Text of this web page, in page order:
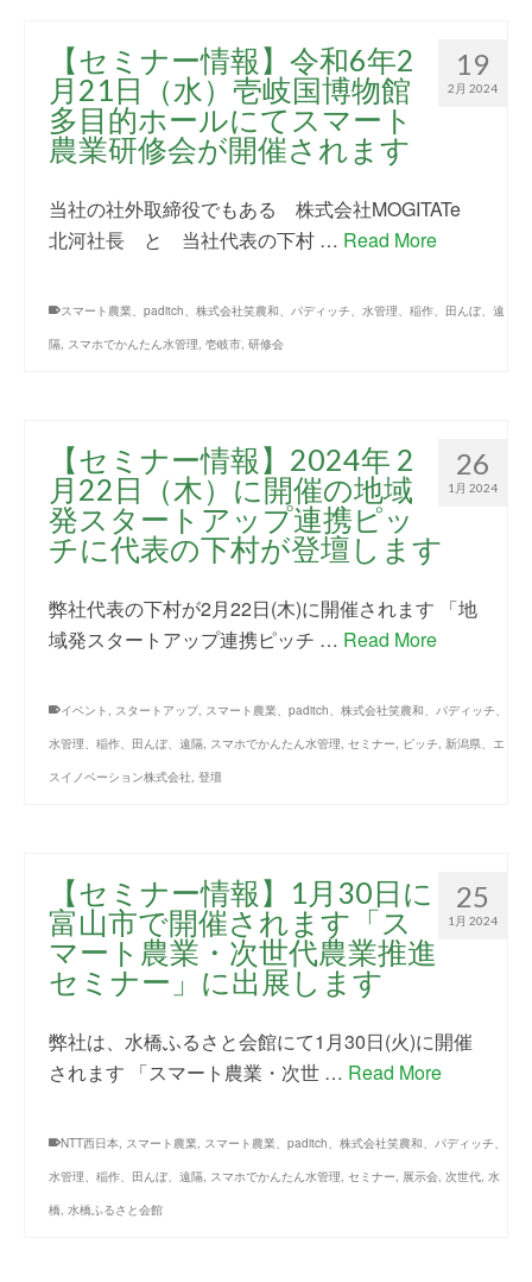
19
2月 2024
【セミナー情報】令和6年2
月21日（水）壱岐国博物館
多目的ホールにてスマート
農業研修会が開催されます
当社の社外取締役でもある 株式会社MOGITATe
北河社長 と 当社代表の下村 … Read More
スマート農業、paditch、株式会社笑農和、パディッチ、水管理、稲作、田んぼ、遠
隔, スマホでかんたん水管理, 壱岐市, 研修会
26
1月 2024
【セミナー情報】2024年 2
月22日（木）に開催の地域
発スタートアップ連携ピッ
チに代表の下村が登壇します
弊社代表の下村が2月22日(木)に開催されます 「地
域発スタートアップ連携ピッチ … Read More
イベント , スタートアップ, スマート農業、paditch、株式会社笑農和、パディッチ、
水管理、稲作、田んぼ、遠隔, スマホでかんたん水管理, セミナー, ピッチ, 新潟県、エ
スイノベーション株式会社, 登壇
25
1月 2024
【セミナー情報】1月30日に
富山市で開催されます「ス
マート農業・次世代農業推進
セミナー」に出展します
弊社は、水橋ふるさと会館にて1月30日(火)に開催
されます 「スマート農業・次世 … Read More
NTT西日本, スマート農業, スマート農業、paditch、株式会社笑農和、パディッチ、
水管理、稲作、田んぼ、遠隔, スマホでかんたん水管理, セミナー, 展示会, 次世代, 水
橋, 水橋ふるさと会館